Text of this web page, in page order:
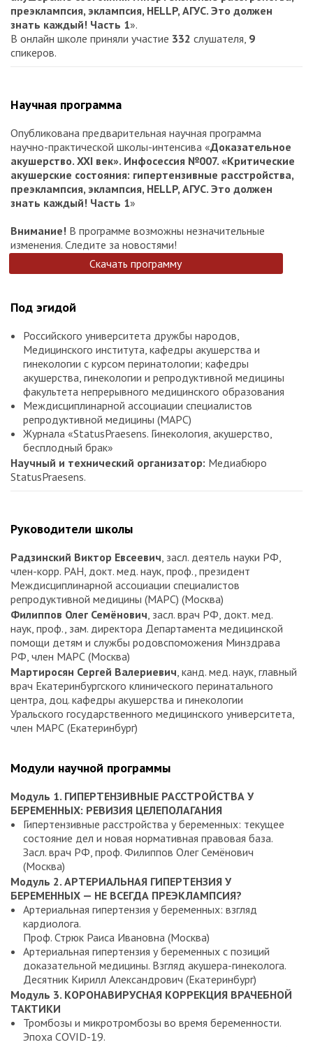
преэклампсия, эклампсия, HELLP, АГУС. Это должен
знать каждый! Часть 1».
В онлайн школе приняли участие 332 слушателя, 9
спикеров.
Научная программа
Опубликована предварительная научная программа
научно-практической школы-интенсива «Доказательное
акушерство. XXI век». Инфосессия №007. «Критические
акушерские состояния: гипертензивные расстройства,
преэклампсия, эклампсия, HELLP, АГУС. Это должен
знать каждый! Часть 1»
Внимание! В программе возможны незначительные
изменения. Следите за новостями!
Скачать программу
Под эгидой
Российского университета дружбы народов,
Медицинского института, кафедры акушерства и
гинекологии с курсом перинатологии; кафедры
акушерства, гинекологии и репродуктивной медицины
факультета непрерывного медицинского образования
Междисциплинарной ассоциации специалистов
репродуктивной медицины (МАРС)
Журнала «StatusPraesens. Гинекология, акушерство,
бесплодный брак»
Научный и технический организатор: Медиабюро
StatusPraesens.
Руководители школы
Радзинский Виктор Евсеевич, засл. деятель науки РФ,
член-корр. РАН, докт. мед. наук, проф., президент
Междисциплинарной ассоциации специалистов
репродуктивной медицины (МАРС) (Москва)
Филиппов Олег Семёнович, засл. врач РФ, докт. мед.
наук, проф., зам. директора Департамента медицинской
помощи детям и службы родовспоможения Минздрава
РФ, член МАРС (Москва)
Мартиросян Сергей Валериевич, канд. мед. наук, главный
врач Екатеринбургского клинического перинатального
центра, доц. кафедры акушерства и гинекологии
Уральского государственного медицинского университета,
член МАРС (Екатеринбург)
Модули научной программы
Модуль 1. ГИПЕРТЕНЗИВНЫЕ РАССТРОЙСТВА У
БЕРЕМЕННЫХ: РЕВИЗИЯ ЦЕЛЕПОЛАГАНИЯ
Гипертензивные расстройства у беременных: текущее
состояние дел и новая нормативная правовая база.
Засл. врач РФ, проф. Филиппов Олег Семёнович
(Москва)
Модуль 2. АРТЕРИАЛЬНАЯ ГИПЕРТЕНЗИЯ У
БЕРЕМЕННЫХ — НЕ ВСЕГДА ПРЕЭКЛАМПСИЯ?
Артериальная гипертензия у беременных: взгляд
кардиолога.
Проф. Стрюк Раиса Ивановна (Москва)
Артериальная гипертензия у беременных с позиций
доказательной медицины. Взгляд акушера-гинеколога.
Десятник Кирилл Александрович (Екатеринбург)
Модуль 3. КОРОНАВИРУСНАЯ КОРРЕКЦИЯ ВРАЧЕБНОЙ
ТАКТИКИ
Тромбозы и микротромбозы во время беременности.
Эпоха COVID-19.